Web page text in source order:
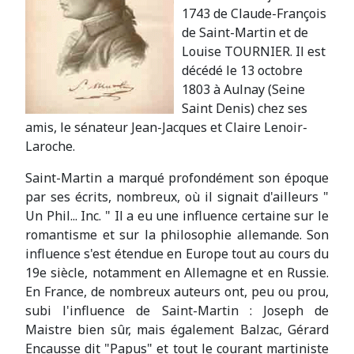
1743 de Claude-François
de Saint-Martin et de
Louise TOURNIER. Il est
décédé le 13 octobre
1803 à Aulnay (Seine
Saint Denis) chez ses
amis, le sénateur Jean-Jacques et Claire Lenoir-
Laroche.
Saint-Martin a marqué profondément son époque
par ses écrits, nombreux, où il signait d'ailleurs "
Un Phil... Inc. " Il a eu une influence certaine sur le
romantisme et sur la philosophie allemande. Son
influence s'est étendue en Europe tout au cours du
19e siècle, notamment en Allemagne et en Russie.
En France, de nombreux auteurs ont, peu ou prou,
subi l'influence de Saint-Martin : Joseph de
Maistre bien sûr, mais également Balzac, Gérard
Encausse dit "Papus" et tout le courant martiniste